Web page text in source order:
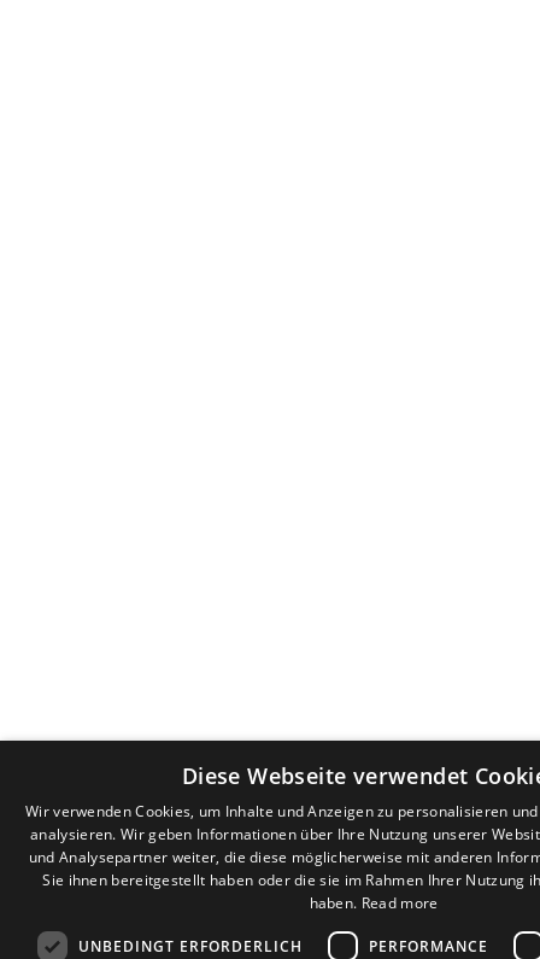
Diese Webseite verwendet
Wir verwenden Cookies, um Inhalte und Anzeigen zu personalisieren
analysieren. Wir geben Informationen über Ihre Nutzung unserer
und Analysepartner weiter, die diese möglicherweise mit anderen
Sie ihnen bereitgestellt haben oder die sie im Rahmen Ihrer Nutzung
haben. Read more
UNBEDINGT ERFORDERLICH PERFORMANCE